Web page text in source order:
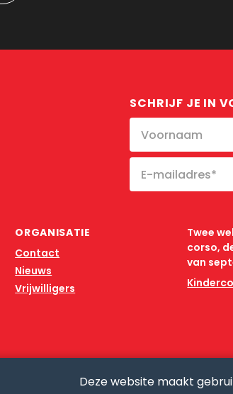
SCHRIJF JE IN
ORGANISATIE
Contact
Nieuws
Vrijwilligers
Twee
corso,
van
Deze website maakt